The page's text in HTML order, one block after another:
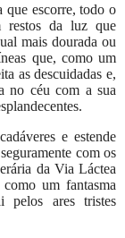
que escorre, todo o
restos da luz que
mais dourada ou
que, como um
as descuidadas e,
no céu com a sua
e estende
com os
da Via Láctea
um fantasma
pelos ares tristes